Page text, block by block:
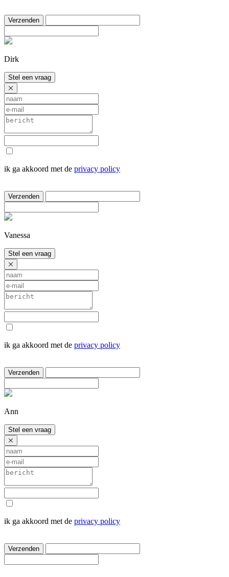
Verzenden
Dirk
Stel een vraag
ik ga akkoord met de privacy policy
Verzenden
Vanessa
Stel een vraag
ik ga akkoord met de privacy policy
Verzenden
Ann
Stel een vraag
ik ga akkoord met de privacy policy
Verzenden